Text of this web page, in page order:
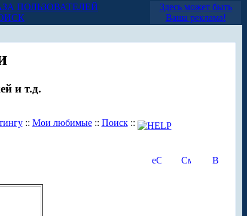
ПОЛЬЗОВАТЕЛЕЙ
Здесь может быть
Ваша реклама!
и т.д.
:: Мои любимые:: Поиск::